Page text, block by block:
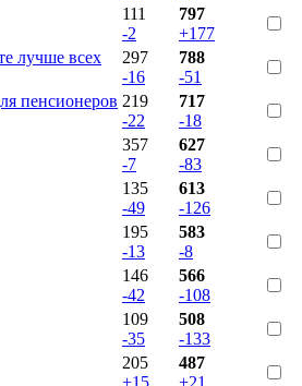
111
-2
797
+177
лучше всех
297
-16
788
-51
пенсионеров 219
-22
717
-18
357
-7
627
-83
135
-49
613
-126
195
-13
583
-8
146
-42
566
-108
109
-35
508
-133
205
+15
487
+21